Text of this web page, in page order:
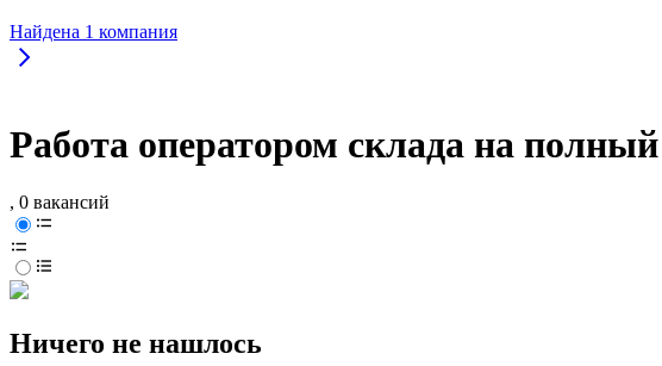
Найдена 1 компания
Работа оператором склада на
, 0 вакансий
Ничего не нашлось